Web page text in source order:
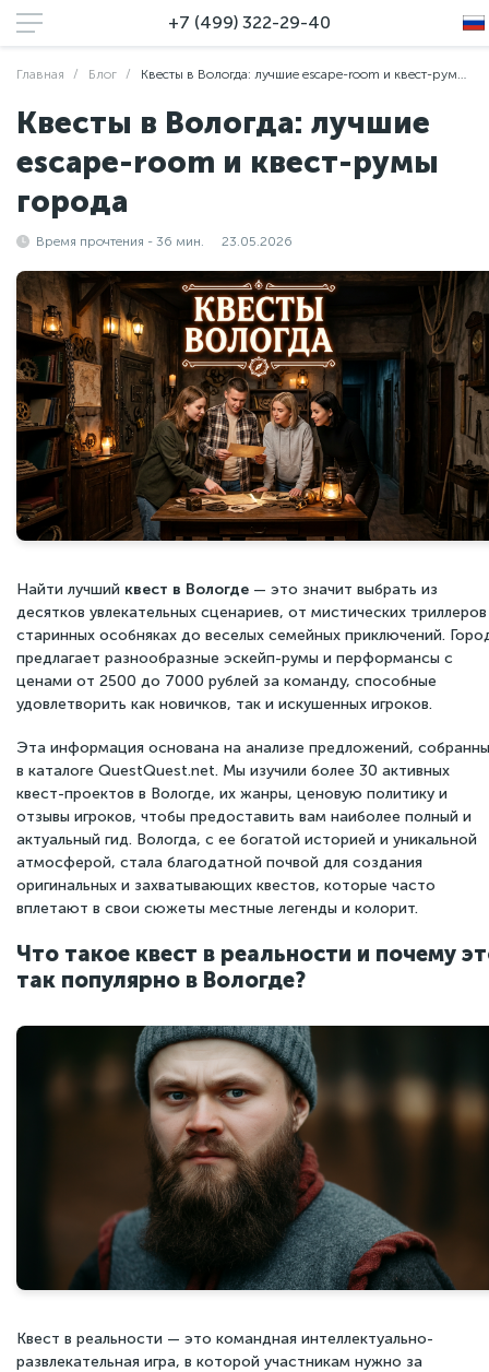
+7 (499) 322-29-40
Главная Блог Квесты в Вологда: лучшие escape-room и квест-румы города
Квесты в Вологда: лучшие
escape-room и квест-румы
города
Время прочтения - 36 мин. 23.05.2026
Найти лучший квест в Вологде — это значит выбрать из
десятков увлекательных сценариев, от мистических триллеров
старинных особняках до веселых семейных приключений.
предлагает разнообразные эскейп-румы и перформансы с
ценами от 2500 до 7000 рублей за команду, способные
удовлетворить как новичков, так и искушенных игроков.
Эта информация основана на анализе предложений,
в каталоге QuestQuest.net. Мы изучили более 30 активных
квест-проектов в Вологде, их жанры, ценовую политику и
отзывы игроков, чтобы предоставить вам наиболее полный и
актуальный гид. Вологда, с ее богатой историей и уникальной
атмосферой, стала благодатной почвой для создания
оригинальных и захватывающих квестов, которые часто
вплетают в свои сюжеты местные легенды и колорит.
Что такое квест в реальности и почему
так популярно в Вологде?
Квест в реальности — это командная интеллектуально-
развлекательная игра, в которой участникам нужно за